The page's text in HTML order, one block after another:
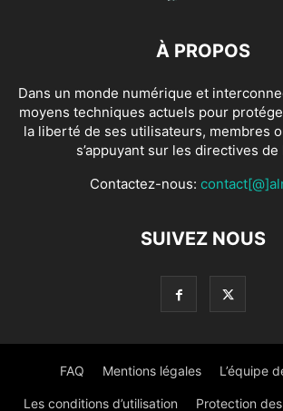
À PROPOS
Dans un monde numérique et
moyens techniques actuels pour
la liberté de ses utilisateurs, membres
s’appuyant sur les directives de
Contactez-nous:
SUIVEZ NOUS
FAQ Mentions légales L’équipe
Les conditions d’utilisation Protection